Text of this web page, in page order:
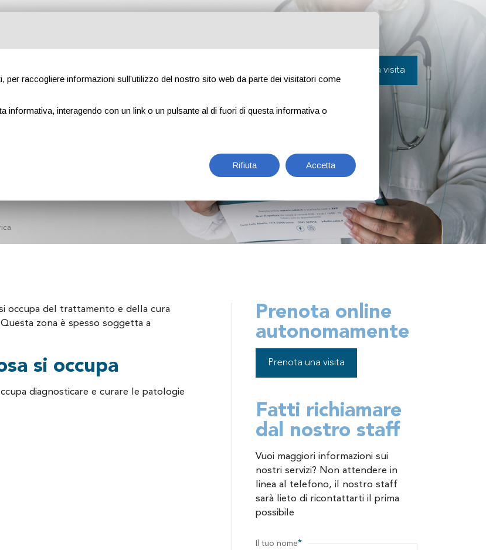
Prenota una visita
occupa del trattamento e della cura
zona è spesso soggetta a
si occupa
diagnosticare e curare le patologie
Prenota online
autonomamente
Prenota una visita
Fatti richiamare
dal nostro staff
Vuoi maggiori informazioni sui
nostri servizi? Non attendere in
linea al telefono, il nostro staff
sarà lieto di ricontattarti il prima
possibile
Il tuo nome*
per raccogliere informazioni sull’utilizzo del nostro sito web da parte dei visitatori come
informativa, interagendo con un link o un pulsante al di fuori di questa informativa o
Rifiuta Accetta